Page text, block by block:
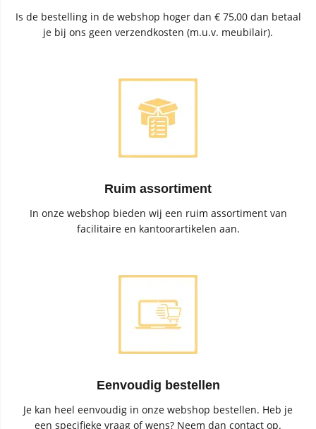
Is de bestelling in de webshop hoger dan € 75,00 dan betaal
je bij ons geen verzendkosten (m.u.v. meubilair).
Ruim assortiment
In onze webshop bieden wij een ruim assortiment van
facilitaire en kantoorartikelen aan.
Eenvoudig bestellen
Je kan heel eenvoudig in onze webshop bestellen. Heb je
een specifieke vraag of wens? Neem dan contact op.